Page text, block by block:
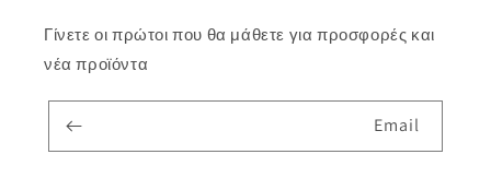
Γίνετε οι πρώτοι που θα μάθετε για προσφορές και
νέα προϊόντα
Email